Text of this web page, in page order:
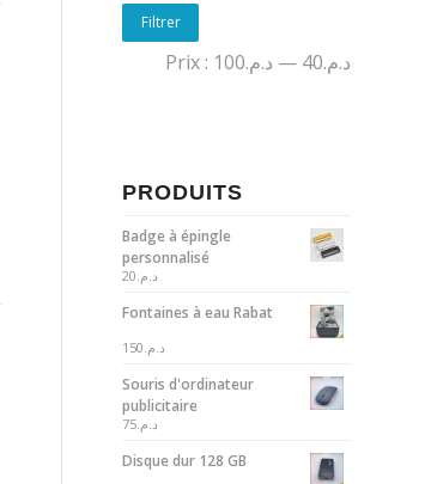
Filtrer
Prix : د.م.40 — د.م.100
PRODUITS
Badge à épingle
personnalisé
د.م. 20
Fontaines à eau Rabat
د.م. 150
Souris d'ordinateur
publicitaire
د.م. 75
Disque dur 128 GB